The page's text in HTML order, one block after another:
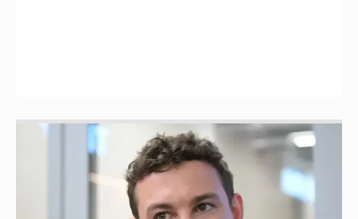
Никита Кологривый высказался насчёт